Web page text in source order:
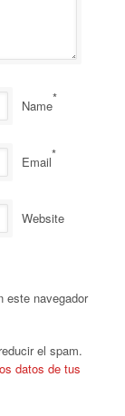
Name*
Email*
Website
este navegador
el spam.
datos de tus